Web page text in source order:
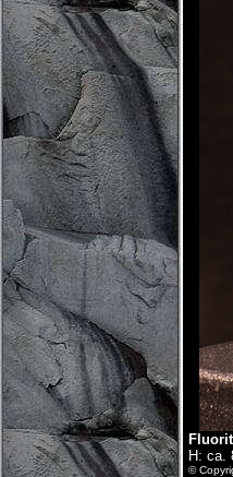
Fluorit
H: ca.
©